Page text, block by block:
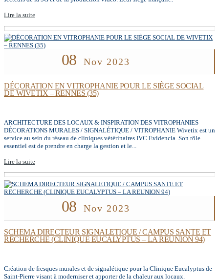
Lire la suite
08 Nov 2023
DÉCORATION EN VITROPHANIE POUR LE SIÈGE SOCIAL
DE WIVETIX – RENNES (35)
ARCHITECTURE DES LOCAUX & INSPIRATION DES VITROPHANIES
DÉCORATIONS MURALES / SIGNALÉTIQUE / VITROPHANIE Wivetix est un
service au sein du réseau de cliniques vétérinaires IVC Evidencia. Son rôle
essentiel est de prendre en charge la gestion et le...
Lire la suite
08 Nov 2023
SCHEMA DIRECTEUR SIGNALETIQUE / CAMPUS SANTE ET
RECHERCHE (CLINIQUE EUCALYPTUS – LA REUNION 94)
Création de fresques murales et de signalétique pour la Clinique Eucalyptus de
Saint-Pierre visant à moderniser et apporter de la chaleur aux locaux.